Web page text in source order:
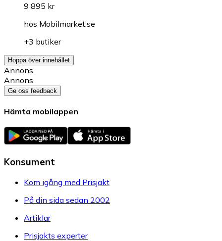
9 895 kr
hos Mobilmarket.se
+3 butiker
Hoppa över innehållet
Annons
Annons
Ge oss feedback
Hämta mobilappen
Konsument
Kom igång med Prisjakt
På din sida sedan 2002
Artiklar
Prisjakts experter